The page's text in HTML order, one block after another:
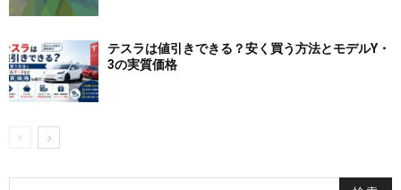
テスラは値引きできる？安く買う方法とモデルY・
3の実質価格